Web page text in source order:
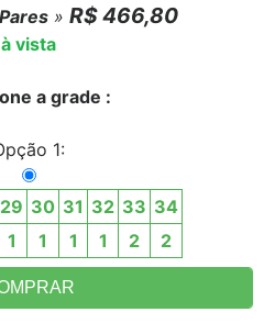
» R$ 466,80
à vista
a grade :
1:
29 30 31 32 33 34
1 1 1 1 2 2